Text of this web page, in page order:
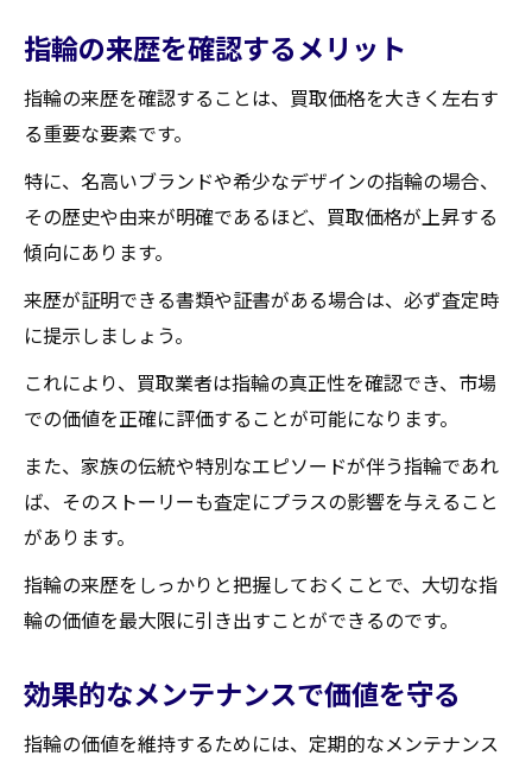
指輪の来歴を確認するメリット
指輪の来歴を確認することは、買取価格を大きく左右す
る重要な要素です。
特に、名高いブランドや希少なデザインの指輪の場合、
その歴史や由来が明確であるほど、買取価格が上昇する
傾向にあります。
来歴が証明できる書類や証書がある場合は、必ず査定時
に提示しましょう。
これにより、買取業者は指輪の真正性を確認でき、市場
での価値を正確に評価することが可能になります。
また、家族の伝統や特別なエピソードが伴う指輪であれ
ば、そのストーリーも査定にプラスの影響を与えること
があります。
指輪の来歴をしっかりと把握しておくことで、大切な指
輪の価値を最大限に引き出すことができるのです。
効果的なメンテナンスで価値を守る
指輪の価値を維持するためには、定期的なメンテナンス